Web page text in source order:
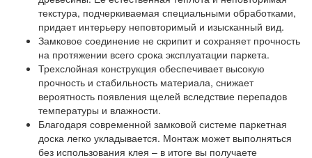
текстура, подчеркиваемая специальными обработками,
придает интерьеру неповторимый и изысканный вид.
Замковое соединение не скрипит и сохраняет прочность
на протяжении всего срока эксплуатации паркета.
Трехслойная конструкция обеспечивает высокую
прочность и стабильность материала, снижает
вероятность появления щелей вследствие перепадов
температуры и влажности.
Благодаря современной замковой системе паркетная
доска легко укладывается. Монтаж может выполняться
без использования клея – в итоге вы получаете